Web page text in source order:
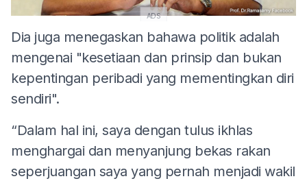
ADS
Dia juga menegaskan bahawa politik adalah
mengenai "kesetiaan dan prinsip dan bukan
kepentingan peribadi yang mementingkan diri
sendiri".
“Dalam hal ini, saya dengan tulus ikhlas
menghargai dan menyanjung bekas rakan
seperjuangan saya yang pernah menjadi wakil